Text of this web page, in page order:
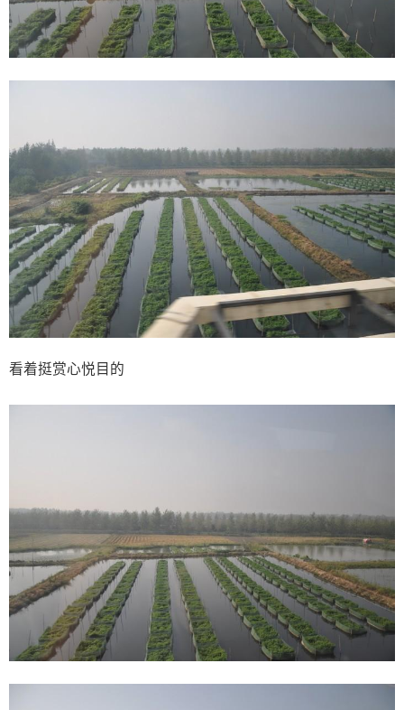
看着挺赏心悦目的